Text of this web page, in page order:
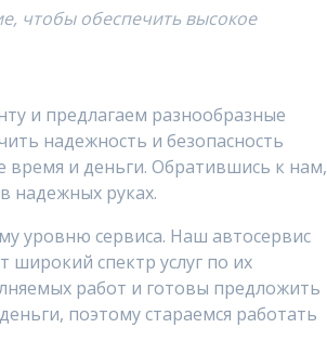
чтобы обеспечить высокое
и предлагаем разнообразные
надежность и безопасность
время и деньги. Обратившись к нам,
надежных руках.
уровню сервиса. Наш автосервис
спектр услуг по их
работ и готовы предложить
поэтому стараемся работать